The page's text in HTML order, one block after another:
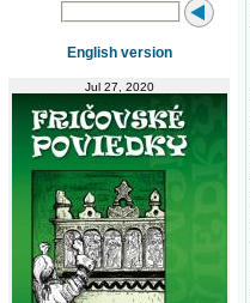
English version
Jul 27, 2020